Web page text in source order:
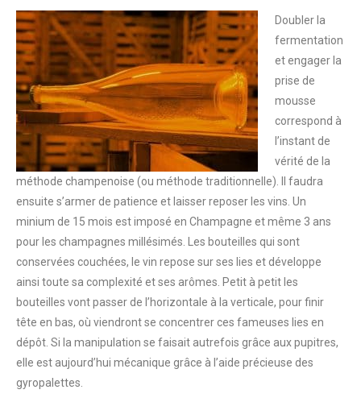
Doubler la
fermentation
et engager la
prise de
mousse
correspond à
l’instant de
vérité de la
méthode champenoise (ou méthode traditionnelle). Il faudra
ensuite s’armer de patience et laisser reposer les vins. Un
minium de 15 mois est imposé en Champagne et même 3 ans
pour les champagnes millésimés. Les bouteilles qui sont
conservées couchées, le vin repose sur ses lies et développe
ainsi toute sa complexité et ses arômes. Petit à petit les
bouteilles vont passer de l’horizontale à la verticale, pour finir
tête en bas, où viendront se concentrer ces fameuses lies en
dépôt. Si la manipulation se faisait autrefois grâce aux pupitres,
elle est aujourd’hui mécanique grâce à l’aide précieuse des
gyropalettes.